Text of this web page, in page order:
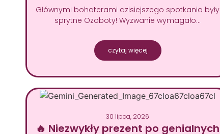
Głównymi bohaterami dzisiejszego spotkania były
sprytne Ozoboty! Wyzwanie wymagało…
czytaj więcej
30 lipca, 2026
🔥 Niezwykły prezent po genialnych